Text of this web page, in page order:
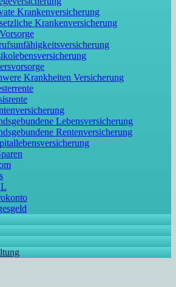
Krankenversicherung
Krankenversicherung
Krankheiten Versicherung
Lebensversicherung
Rentenversicherung